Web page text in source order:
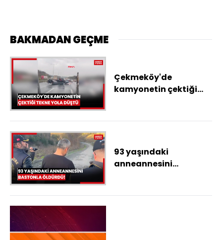
BAKMADAN GEÇME
Çekmeköy'de
kamyonetin çektiği
93 yaşındaki
anneannesini